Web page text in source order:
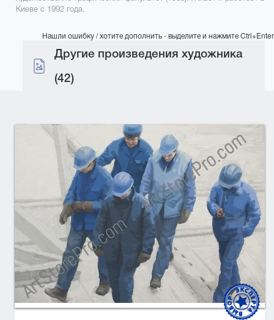
Киеве с 1992 года.
Нашли ошибку / хотите дополнить - выделите и нажмите Ctrl+Enter
Другие произведения художника
(42)